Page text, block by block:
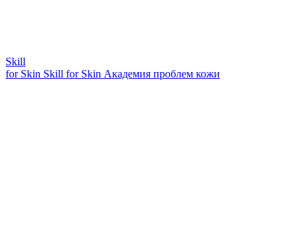
Skill
for Skin Skill for Skin Академия проблем кожи